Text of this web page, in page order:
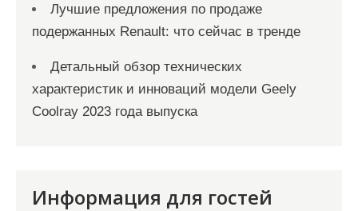
Лучшие предложения по продаже
подержанных Renault: что сейчас в тренде
Детальный обзор технических
характеристик и инноваций модели Geely
Coolray 2023 года выпуска
Информация для гостей